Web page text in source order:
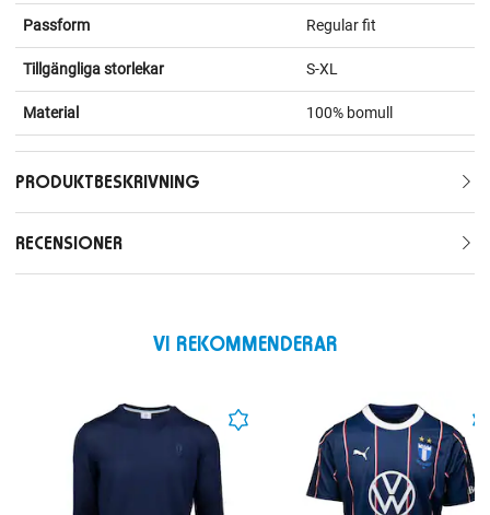
Passform Regular fit
Tillgängliga storlekar S-XL
Material 100% bomull
PRODUKTBESKRIVNING
RECENSIONER
VI REKOMMENDERAR